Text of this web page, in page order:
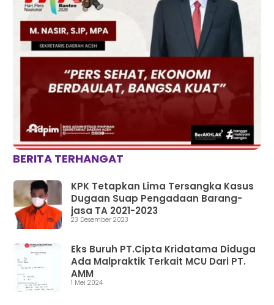
BERITA TERHANGAT
KPK Tetapkan Lima Tersangka Kasus
Dugaan Suap Pengadaan Barang-
jasa TA 2021-2023
23 Desember 2023
Eks Buruh PT.Cipta Kridatama Diduga
Ada Malpraktik Terkait MCU Dari PT.
AMM
1 Mei 2024